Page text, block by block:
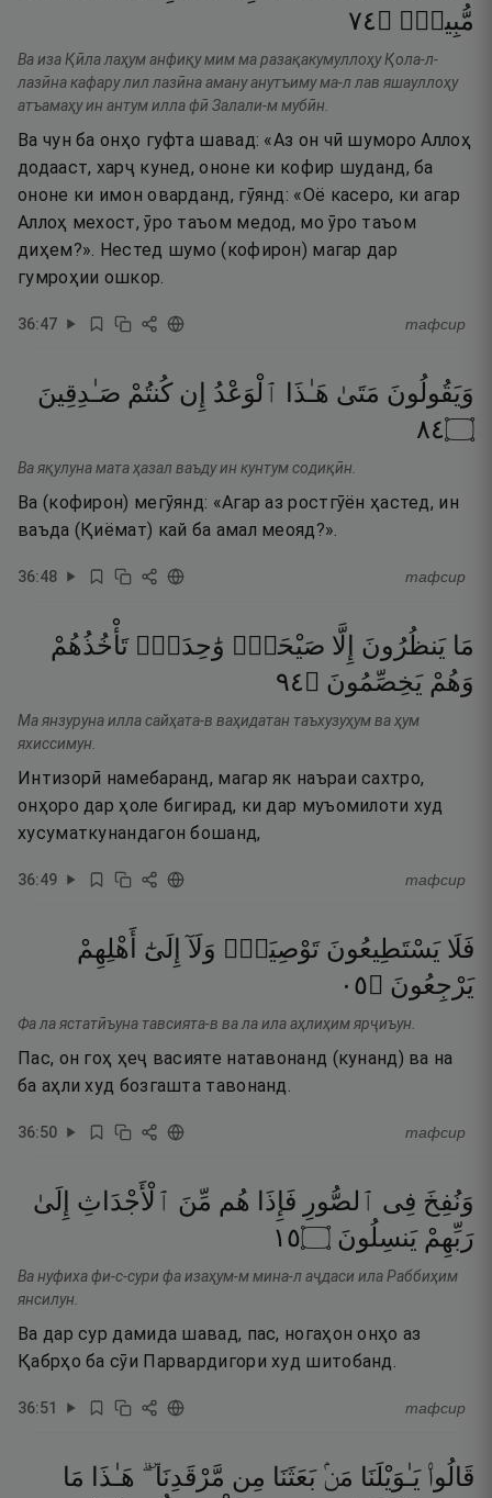
مُّبِينٍۢ ۝٤٧
Ва иза Қӣла лаҳум анфиқу мим ма разақакумуллоҳу Қола-л-
лазӣна кафару лил лазӣна аману анутъиму ма-л лав яшауллоҳу
атъамаҳу ин антум илла фӣ Залали-м мубӣн.
Ва чун ба онҳо гуфта шавад: «Аз он чӣ шуморо Аллоҳ
додааст, харҷ кунед, ононе ки кофир шуданд, ба
ононе ки имон оварданд, гӯянд: «Оё касеро, ки агар
Аллоҳ мехост, ӯро таъом медод, мо ӯро таъом
диҳем?». Нестед шумо (кофирон) магар дар
гумроҳии ошкор.
36:47 тафсир
وَيَقُولُونَ مَتَىٰ هَـٰذَا ٱلْوَعْدُ إِن كُنتُمْ صَـٰدِقِينَ
۝٤٨
Ва яқулуна мата ҳазал ваъду ин кунтум содиқӣн.
Ва (кофирон) мегӯянд: «Агар аз ростгӯён ҳастед, ин
ваъда (Қиёмат) кай ба амал меояд?».
36:48 тафсир
مَا يَنظُرُونَ إِلَّا صَيْحَةًۭ وَٰحِدَةًۭ تَأْخُذُهُمْ
وَهُمْ يَخِصِّمُونَ ۝٤٩
Ма янзуруна илла сайҳата-в ваҳидатан таъхузуҳум ва ҳум
яхиссимун.
Интизорӣ намебаранд, магар як наъраи сахтро,
онҳоро дар ҳоле бигирад, ки дар муъомилоти худ
хусуматкунандагон бошанд,
36:49 тафсир
فَلَا يَسْتَطِيعُونَ تَوْصِيَةًۭ وَلَآ إِلَىٰٓ
أَهْلِهِمْ
يَرْجِعُونَ ۝٥٠
Фа ла ястатӣъуна тавсията-в ва ла ила аҳлиҳим ярҷиъун.
Пас, он гоҳ ҳеҷ васияте натавонанд (кунанд) ва на
ба аҳли худ бозгашта тавонанд.
36:50 тафсир
وَنُفِخَ فِى ٱلصُّورِ فَإِذَا هُم مِّنَ ٱلْأَجْدَاثِ
إِلَىٰ
رَبِّهِمْ يَنسِلُونَ ۝٥١
Ва нуфиха фи-с-сури фа изаҳум-м мина-л аҷдаси ила Раббиҳим
янсилун.
Ва дар сур дамида шавад, пас, ногаҳон онҳо аз
Қабрҳо ба сӯи Парвардигори худ шитобанд.
36:51 тафсир
قَالُوا۟ يَـٰوَيْلَنَا مَنۢ بَعَثَنَا مِن مَّرْقَدِنَا ۜ ۗ هَـٰذَا
مَا